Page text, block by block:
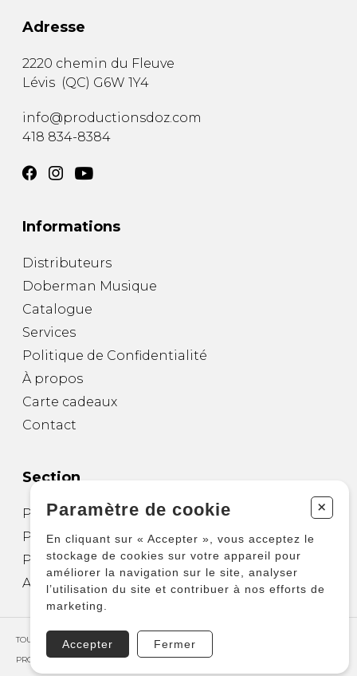
Adresse
2220 chemin du Fleuve
Lévis (QC) G6W 1Y4
info@productionsdoz.com
418 834-8384
Informations
Distributeurs
Doberman Musique
Catalogue
Services
Politique de Confidentialité
À propos
Carte cadeaux
Contact
Section
Partitions pour guitare
Partitions pour autres instruments
Partitions pour ensembles
Autres produits
TOUS DROITS RÉSERVÉS © COPYRIGHT 2026 – PRODUCTIONS D'OZ
PROPULSÉ PAR
Paramètre de cookie +
En cliquant sur « Accepter », vous acceptez le
stockage de cookies sur votre appareil pour
améliorer la navigation sur le site, analyser
l’utilisation du site et contribuer à nos efforts de
marketing.
Accepter Fermer